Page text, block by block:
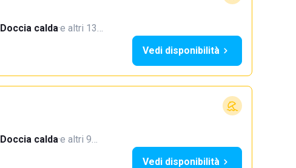
Doccia calda·e altri 13…
Vedi disponibilità
Doccia calda·e altri 9…
Vedi disponibilità